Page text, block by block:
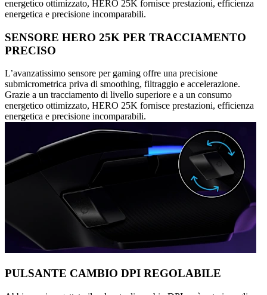
energetico ottimizzato, HERO 25K fornisce prestazioni, efficienza
energetica e precisione incomparabili.
SENSORE HERO 25K PER TRACCIAMENTO
PRECISO
L’avanzatissimo sensore per gaming offre una precisione
submicrometrica priva di smoothing, filtraggio e accelerazione.
Grazie a un tracciamento di livello superiore e a un consumo
energetico ottimizzato, HERO 25K fornisce prestazioni, efficienza
energetica e precisione incomparabili.
PULSANTE CAMBIO DPI REGOLABILE